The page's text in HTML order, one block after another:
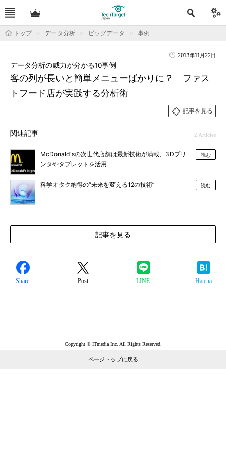
トップ データ分析 ビッグデータ 事例
2013年11月22日
客の列が長いと簡単メニューばかりに？ ファス
トフード店が実践する分析術
データ分析の威力が分かる10事例
記事を見る
関連記事 2 Articles
McDonald'sの次世代店舗は最新技術が満載、3Dプリ
ンタやタブレットを活用
読む
科学オタク納得の“未来を変える12の技術” 読む
記事を見る
Share Post LINE Hatena
Copyright © ITmedia Inc. All Rights Reserved.
ページトップに戻る